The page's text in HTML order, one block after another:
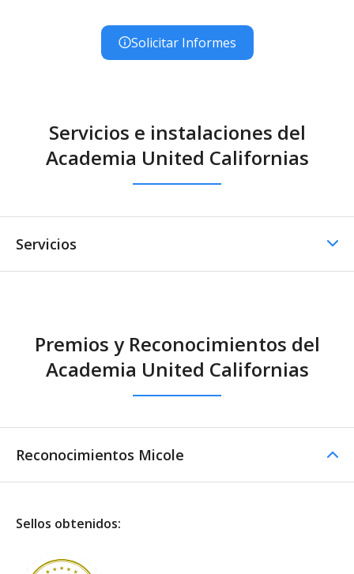
Solicitar Informes
Servicios e instalaciones del
Academia United Californias
Servicios
Comedor / Cafetería -
Cocina propia
Premios y Reconocimientos del
Academia United Californias
Reconocimientos Micole
Sellos obtenidos: